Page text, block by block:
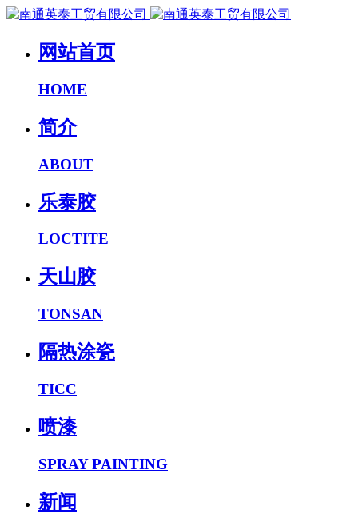
网站首页
HOME
简介
ABOUT
乐泰胶
LOCTITE
天山胶
TONSAN
隔热涂瓷
TICC
喷漆
SPRAY PAINTING
新闻